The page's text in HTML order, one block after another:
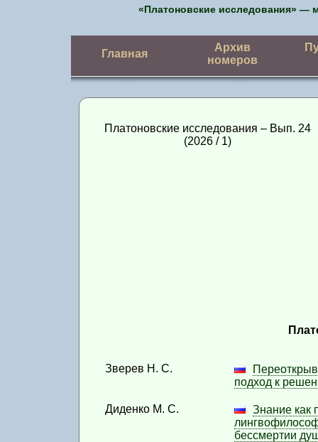
«Платоновские исследования» —
Главная
Архив
номеров
О журнале
Новости
Все номера
(2026 / 1)
Вып. 17
Вып. 16
(2022 / 1)
Платоновские исследования – Вып. 24
(2026 / 1)
Зверев Н. С.
подход к
Диденко М. С.
Знание как
бессмертии